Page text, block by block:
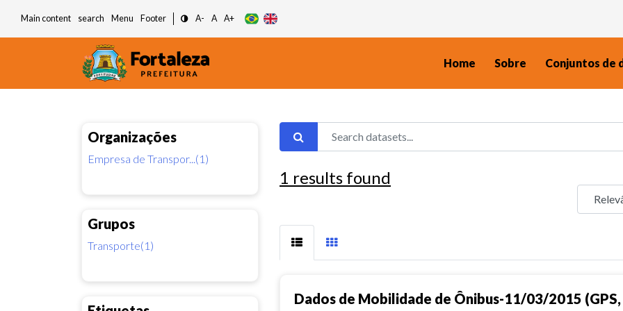
Main content search Menu Footer A- A A+
Home Sobre Conjuntos de
Organizações
Empresa de Transpor...(1)
Grupos
Transporte(1)
1 results found
Dados de Mobilidade de Ônibus-11/03/2015